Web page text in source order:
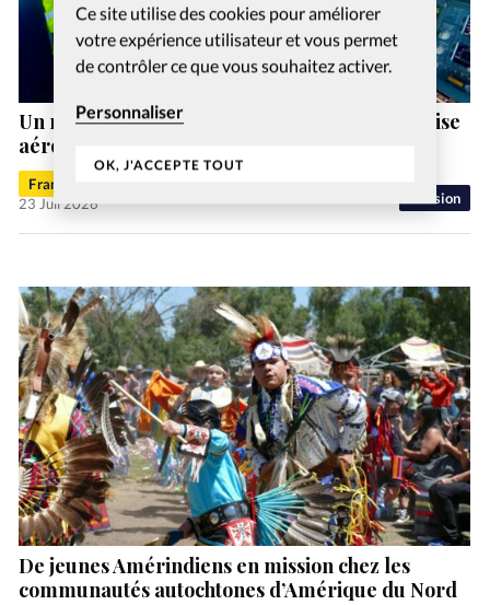
Ce site utilise des cookies pour améliorer
votre expérience utilisateur et vous permet
de contrôler ce que vous souhaitez activer.
Personnaliser
OK, J'ACCEPTE TOUT
Mission
Un nouveau directeur général pour l’entreprise
aéronautique chrétienne MAF Suisse
Francis-George Sarpédon
23 Juil 2026
De jeunes Amérindiens en mission chez les
communautés autochtones d’Amérique du Nord